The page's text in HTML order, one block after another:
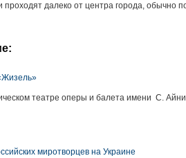
далеко от центра города, обычно
театре оперы и балета имени С. Айни
миротворцев на Украине